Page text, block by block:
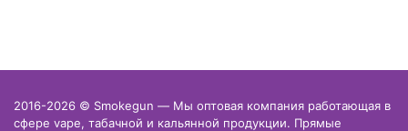
2016-2026 © Smokegun — Мы оптовая компания работающая в
сфере vape, табачной и кальянной продукции. Прямые